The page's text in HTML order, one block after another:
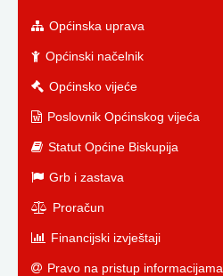
Općinska uprava
Općinski načelnik
Općinsko vijeće
Poslovnik Općinskog vijeća
Statut Općine Biskupija
Grb i zastava
Proračun
Financijski izvještaji
Pravo na pristup informacijama